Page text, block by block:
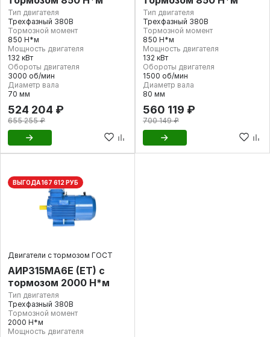
Тип двигателя
Трехфазный 380В
Тормозной момент
850 Н*м
Мощность двигателя
132 кВт
Обороты двигателя
3000 об/мин
Диаметр вала
70 мм
524 204 ₽
655 255 ₽
Тип двигателя
Трехфазный 380В
Тормозной момент
850 Н*м
Мощность двигателя
132 кВт
Обороты двигателя
1500 об/мин
Диаметр вала
80 мм
560 119 ₽
700 149 ₽
ВЫГОДА 167 612 РУБ
Двигатели с тормозом ГОСТ
АИР315МА6E (ET) с
тормозом 2000 Н*м
Тип двигателя
Трехфазный 380В
Тормозной момент
2000 Н*м
Мощность двигателя